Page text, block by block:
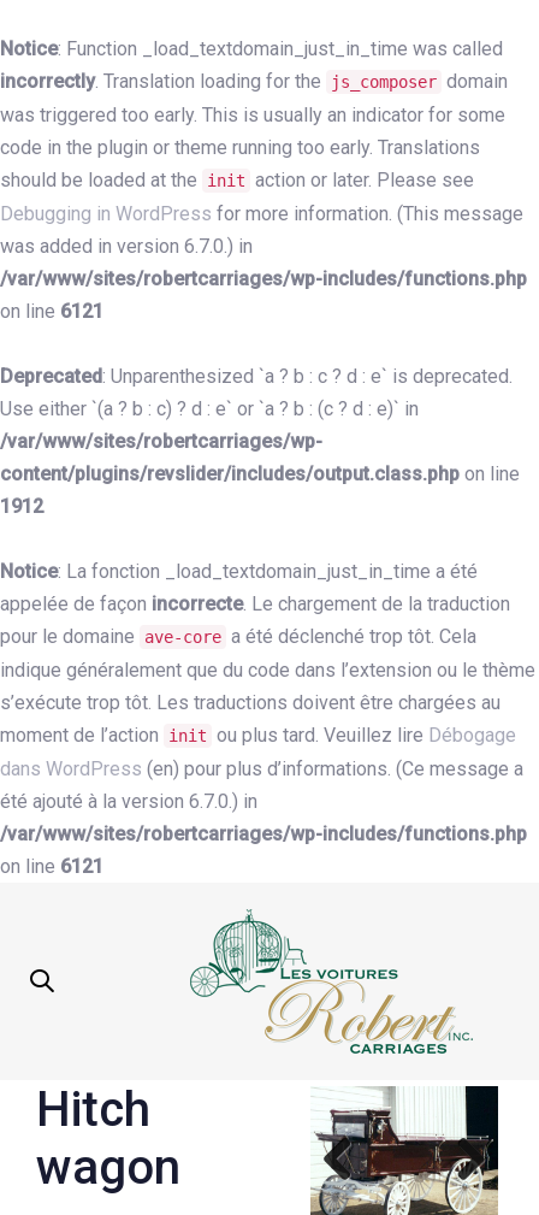
Notice: Function _load_textdomain_just_in_time was called
incorrectly. Translation loading for the js_composer domain
was triggered too early. This is usually an indicator for some
code in the plugin or theme running too early. Translations
should be loaded at the
init action or later. Please see
Debugging in WordPress for more information. (This message
was added in version 6.7.0.) in
/var/www/sites/robertcarriages/wp-includes/functions.php
on line 6121
Deprecated: Unparenthesized `a ? b : c ? d : e` is deprecated.
Use either `(a ? b : c) ? d : e` or `a ? b : (c ? d : e)` in
/var/www/sites/robertcarriages/wp-
content/plugins/revslider/includes/output.class.php on line
1912
Notice: La fonction _load_textdomain_just_in_time a été
appelée de façon incorrecte. Le chargement de la traduction
pour le domaine
ave-core a été déclenché trop tôt. Cela
indique généralement que du code dans l’extension ou le thème
s’exécute trop tôt. Les traductions doivent être chargées au
moment de l’action
init ou plus tard. Veuillez lire Débogage
dans WordPress (en) pour plus d’informations. (Ce message a
été ajouté à la version 6.7.0.) in
/var/www/sites/robertcarriages/wp-includes/functions.php
on line 6121
links
to
primary
navigation
Skip
to
content
Hitch
wagon
Previous Next